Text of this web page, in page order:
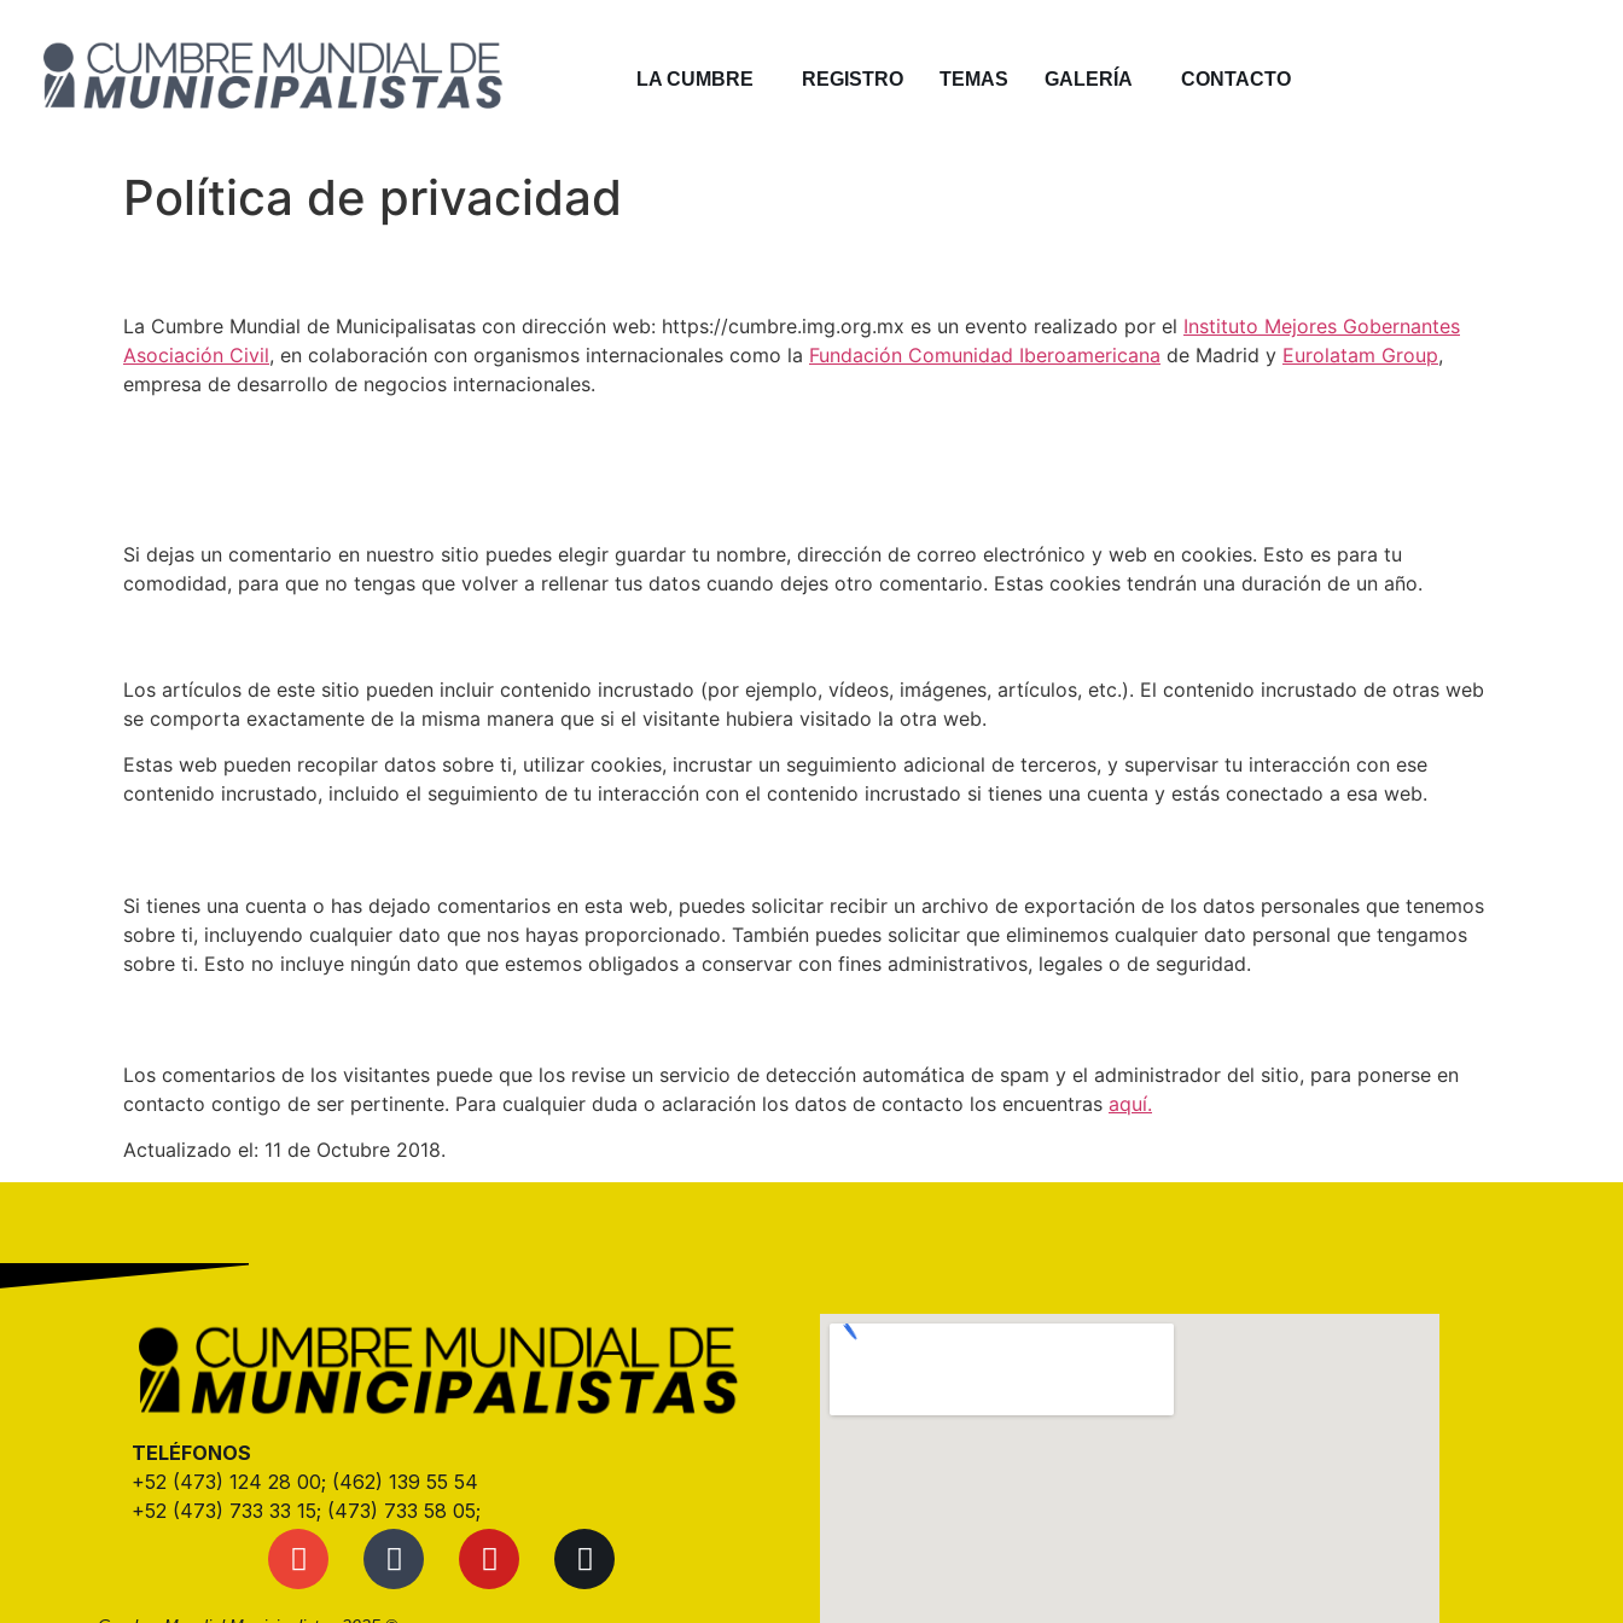
LA CUMBRE REGISTRO TEMAS GALERÍA CONTACTO
Política de privacidad
La Cumbre Mundial de Municipalisatas con dirección web: https://cumbre.img.org.mx es un evento realizado por el Instituto Mejores Gobernantes
Asociación Civil, en colaboración con organismos internacionales como la Fundación Comunidad Iberoamericana de Madrid y Eurolatam Group,
empresa de desarrollo de negocios internacionales.
Si dejas un comentario en nuestro sitio puedes elegir guardar tu nombre, dirección de correo electrónico y web en cookies. Esto es para tu
comodidad, para que no tengas que volver a rellenar tus datos cuando dejes otro comentario. Estas cookies tendrán una duración de un año.
Los artículos de este sitio pueden incluir contenido incrustado (por ejemplo, vídeos, imágenes, artículos, etc.). El contenido incrustado de otras web
se comporta exactamente de la misma manera que si el visitante hubiera visitado la otra web.
Estas web pueden recopilar datos sobre ti, utilizar cookies, incrustar un seguimiento adicional de terceros, y supervisar tu interacción con ese
contenido incrustado, incluido el seguimiento de tu interacción con el contenido incrustado si tienes una cuenta y estás conectado a esa web.
Si tienes una cuenta o has dejado comentarios en esta web, puedes solicitar recibir un archivo de exportación de los datos personales que tenemos
sobre ti, incluyendo cualquier dato que nos hayas proporcionado. También puedes solicitar que eliminemos cualquier dato personal que tengamos
sobre ti. Esto no incluye ningún dato que estemos obligados a conservar con fines administrativos, legales o de seguridad.
Los comentarios de los visitantes puede que los revise un servicio de detección automática de spam y el administrador del sitio, para ponerse en
contacto contigo de ser pertinente. Para cualquier duda o aclaración los datos de contacto los encuentras aquí.
Actualizado el: 11 de Octubre 2018.
TELÉFONOS
+52 (473) 124 28 00; (462) 139 55 54
+52 (473) 733 33 15; (473) 733 58 05;